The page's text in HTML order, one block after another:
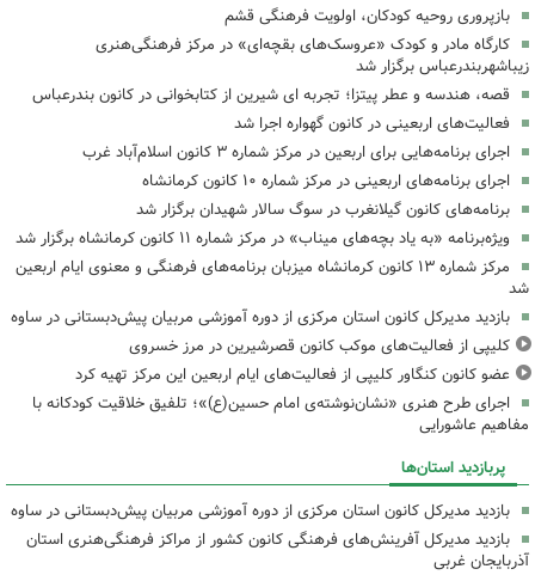
بازپروری روحیه کودکان، اولویت فرهنگی قشم
کارگاه مادر و کودک «عروسک‌های بقچه‌ای» در مرکز فرهنگی‌هنری
زیباشهربندرعباس برگزار شد
قصه، هندسه و عطر پیتزا؛ تجربه ای شیرین از کتابخوانی در کانون بندرعباس
فعالیت‌های اربعینی در کانون گهواره اجرا شد
اجرای برنامه‌هایی برای اربعین در مرکز شماره ۳ کانون اسلام‌آباد غرب
اجرای برنامه‌های اربعینی در مرکز شماره ۱۰ کانون کرمانشاه
برنامه‌های کانون گیلانغرب در سوگ سالار شهیدان برگزار شد
ویژه‌برنامه «به یاد بچه‌های میناب» در مرکز شماره ۱۱ کانون کرمانشاه برگزار شد
مرکز شماره ۱۳ کانون کرمانشاه میزبان برنامه‌های فرهنگی و معنوی ایام اربعین
شد
بازدید مدیرکل کانون استان مرکزی از دوره آموزشی مربیان پیش‌دبستانی در ساوه
کلیپی از فعالیت‌های موکب کانون قصرشیرین در مرز خسروی
عضو کانون کنگاور کلیپی از فعالیت‌های ایام اربعین این مرکز تهیه کرد
اجرای طرح هنری «نشان‌نوشته‌ی امام حسین(ع)»؛ تلفیق خلاقیت کودکانه با
مفاهیم عاشورایی
پربازدید استان‌ها
بازدید مدیرکل کانون استان مرکزی از دوره آموزشی مربیان پیش‌دبستانی در ساوه
بازدید مدیرکل آفرینش‌های فرهنگی کانون کشور از مراکز فرهنگی‌هنری استان
آذربایجان غربی